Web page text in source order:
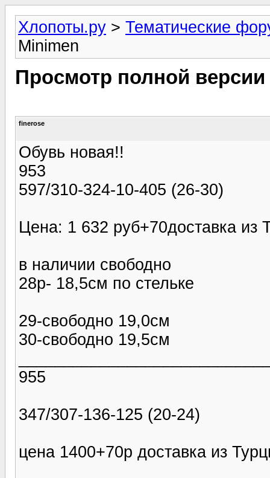
Хлопоты.ру > Тематические
Minimen
Просмотр полной
finerose
Обувь новая!!
953
597/310-324-10-405 (26-30)
Цена: 1 632 руб+70доставка из
в наличии свободно
28р- 18,5см по стельке
29-свободно 19,0см
30-свободно 19,5см
955
347/307-136-125 (20-24)
цена 1400+70р доставка из